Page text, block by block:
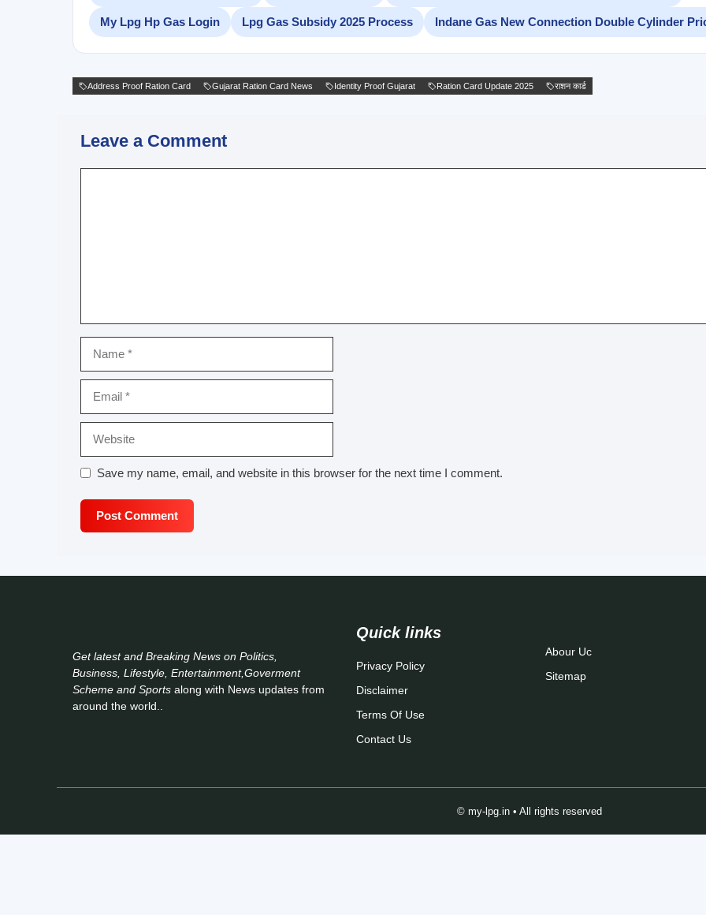
My Lpg Hp Gas Login Lpg Gas Subsidy 2025 Process Indane Gas New Connection Double Cylinder
Address Proof Ration Card Gujarat Ration Card News Identity Proof Gujarat Ration Card Update 2025 राशन कार्ड
Leave a Comment
Save my name, email, and website in this browser for the next time I comment.
Get latest and Breaking News on Politics,
Business, Lifestyle, Entertainment,Goverment
Scheme and Sports along with News updates from
around the world..
Quick links
Privacy Policy
Disclaimer
Terms Of Use
Contact Us
Abour Uc
Sitemap
© my-lpg.in • All rights reserved